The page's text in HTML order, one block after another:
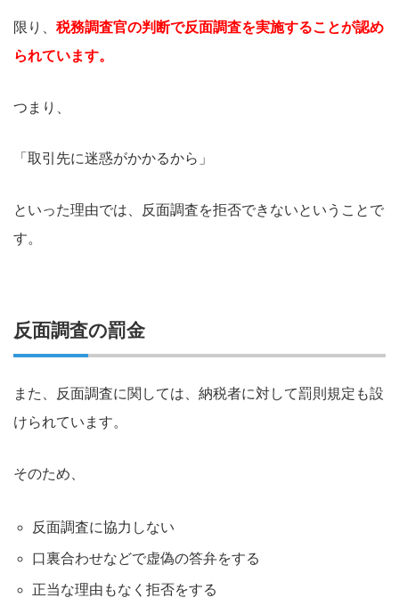
限り、 税務調査官の判断で反面調査を実施することが認め
られています。
つまり、
「取引先に迷惑がかかるから」
といった理由では、反面調査を拒否できないということで
す。
反面調査の罰金
また、反面調査に関しては、納税者に対して罰則規定も設
けられています。
そのため、
反面調査に協力しない
口裏合わせなどで虚偽の答弁をする
正当な理由もなく拒否をする